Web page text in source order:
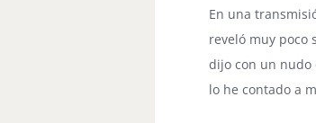
En una
reveló muy poco
dijo con un nudo
lo he contado a